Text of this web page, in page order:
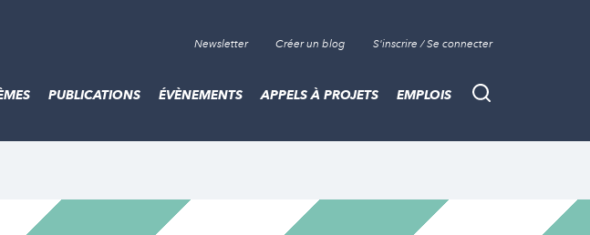
Newsletter Créer un blog S'inscrire / Se connecter
Recherche
PUBLICATIONS ÉVÈNEMENTS APPELS À PROJETS EMPLOIS